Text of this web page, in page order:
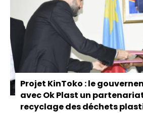
Projet KinToko : le
avec Ok Plast un
recyclage des déchets